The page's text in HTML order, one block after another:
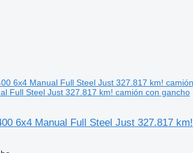
Full Steel Just 327.817 km! camión con gancho
6x4 Manual Full Steel Just 327.817 km!